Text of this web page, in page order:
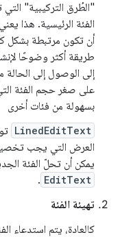
"الطُرق التركيبية"
الفئة الرئيسية. هذا
أن تكون مرتبطة بشكل
طريقة أكثر وضوحًا
إلى الوصول إلى
على صغر حجم الفئة
بسهولة من فئات أخرى
LinedEditText
العرض التي يجب
يمكن أن تحلّ الفئة
EditText
.
تهيئة الفئة
كالعادة، يتم استدعاء